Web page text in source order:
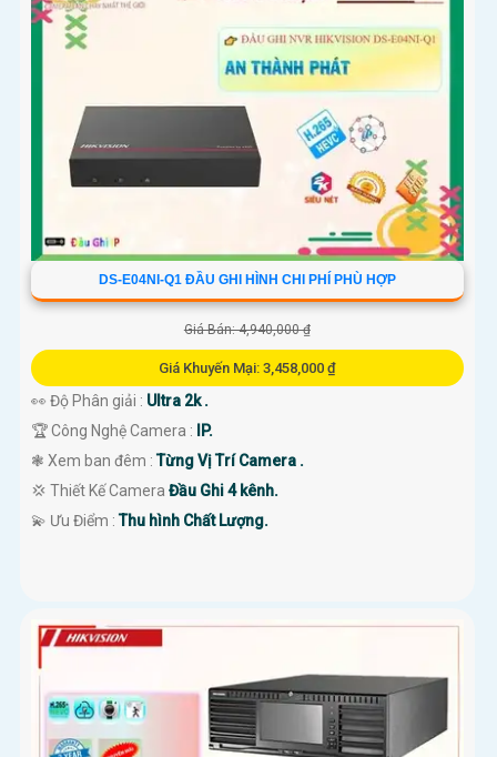
DS-E04NI-Q1 ĐẦU GHI HÌNH CHI PHÍ PHÙ HỢP
Giá Bán: 4,940,000 ₫
Giá Khuyến Mại: 3,458,000 ₫
👀 Độ Phân giải : Ultra 2k .
🏆 Công Nghệ Camera :
IP.
❃ Xem ban đêm :Từng Vị Trí Camera .
💢 Thiết Kế Camera Đầu Ghi 4 kênh.
️💫 Ưu Điểm :Thu hình Chất Lượng.